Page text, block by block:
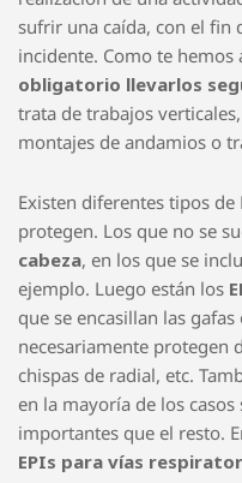
elementos que tiene que
realización de una
sufrir una caída, con el
incidente. Como te
obligatorio llevarlos
trata de trabajos
montajes de andamios o
Existen diferentes tipos de
protegen. Los que no se